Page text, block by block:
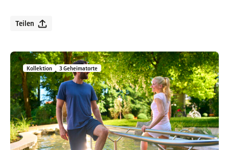
Teilen
Kollektion 5 Geheimatorte